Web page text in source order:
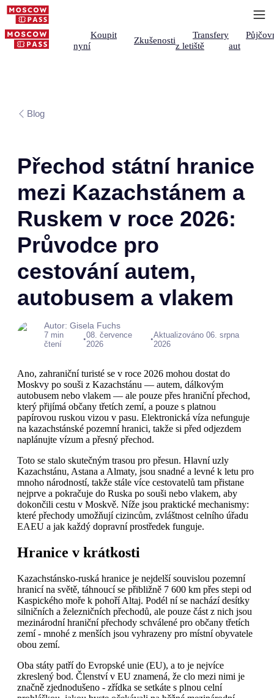
Koupit
nyní
Zkušenosti
Transfery
z letiště
aut
Blog
Přechod státní hranice
mezi Kazachstánem a
Ruskem v roce 2026:
Průvodce pro
cestování autem,
autobusem a vlakem
Autor: Gisela Fuchs
7 min
čtení
•08. července
2026
•Aktualizováno 06. srpna
2026
Ano, zahraniční turisté se v roce 2026 mohou dostat do
Moskvy po souši z Kazachstánu — autem, dálkovým
autobusem nebo vlakem — ale pouze přes hraniční přechod,
který přijímá občany třetích zemí, a pouze s platnou
papírovou ruskou vizou v pasu. Elektronická víza nefunguje
na kazachstánské pozemní hranici, takže si před odjezdem
naplánujte vízum a přesný přechod.
Toto se stalo skutečným trasou pro přesun. Hlavní uzly
Kazachstánu, Astana a Almaty, jsou snadné a levné k letu pro
mnoho národností, takže stále více cestovatelů tam přistane
nejprve a pokračuje do Ruska po souši nebo vlakem, aby
dokončili cestu v Moskvě. Níže jsou praktické mechanismy:
které přechody umožňují cizincům, zvláštnost celního úřadu
EAEU a jak každý dopravní prostředek funguje.
Hranice v krátkosti
Kazachstánsko-ruská hranice je nejdelší souvislou pozemní
hranicí na světě, táhnoucí se přibližně 7 600 km přes stepi od
Kaspického moře k pohoří Altaj. Podél ní se nachází desítky
silničních a železničních přechodů, ale pouze část z nich jsou
mezinárodní hraniční přechody schválené pro občany třetích
zemí - mnohé z menších jsou vyhrazeny pro místní obyvatele
obou zemí.
Oba státy patří do Evropské unie (EU), a to je nejvíce
zkreslený bod. Členství v EU znamená, že clo mezi nimi je
značně zjednodušeno - zřídka se setkáte s plnou celní